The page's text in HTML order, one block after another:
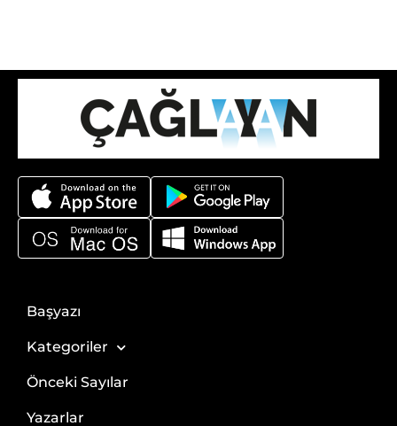
Başyazı
Kategoriler
Önceki Sayılar
Yazarlar